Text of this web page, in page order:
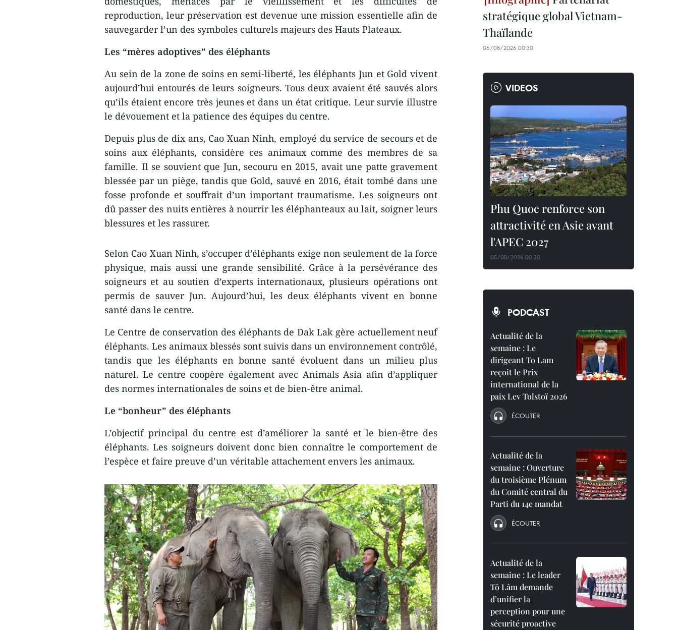
reproduction, leur préservation est devenue une mission essentielle afin de
sauvegarder l’un des symboles culturels majeurs des Hauts Plateaux.
Les “mères adoptives” des éléphants
Au sein de la zone de soins en semi-liberté, les éléphants Jun et Gold vivent
aujourd’hui entourés de leurs soigneurs. Tous deux avaient été sauvés alors
qu’ils étaient encore très jeunes et dans un état critique. Leur survie illustre
le dévouement et la patience des équipes du centre.
Depuis plus de dix ans, Cao Xuan Ninh, employé du service de secours et de
soins aux éléphants, considère ces animaux comme des membres de sa
famille. Il se souvient que Jun, secouru en 2015, avait une patte gravement
blessée par un piège, tandis que Gold, sauvé en 2016, était tombé dans une
fosse profonde et souffrait d’un important traumatisme. Les soigneurs ont
dû passer des nuits entières à nourrir les éléphanteaux au lait, soigner leurs
blessures et les rassurer.
Selon Cao Xuan Ninh, s’occuper d’éléphants exige non seulement de la force
physique, mais aussi une grande sensibilité. Grâce à la persévérance des
soigneurs et au soutien d’experts internationaux, plusieurs opérations ont
permis de sauver Jun. Aujourd’hui, les deux éléphants vivent en bonne
santé dans le centre.
Le Centre de conservation des éléphants de Dak Lak gère actuellement neuf
éléphants. Les animaux blessés sont suivis dans un environnement contrôlé,
tandis que les éléphants en bonne santé évoluent dans un milieu plus
naturel. Le centre coopère également avec Animals Asia afin d’appliquer
des normes internationales de soins et de bien-être animal.
Le “bonheur” des éléphants
L’objectif principal du centre est d’améliorer la santé et le bien-être des
éléphants. Les soigneurs doivent donc bien connaître le comportement de
l’espèce et faire preuve d’un véritable attachement envers les animaux.
stratégique global Vietnam-
Thaïlande
06/08/2026 00:30
VIDEOS
Phu Quoc renforce son
attractivité en Asie avant
l'APEC 2027
05/08/2026 00:30
PODCAST
Actualité de la
semaine : Le
dirigeant To Lam
reçoit le Prix
international de la
paix Lev Tolstoï 2026
ÉCOUTER
Actualité de la
semaine : Ouverture
du troisième Plénum
du Comité central du
Parti du 14e mandat
ÉCOUTER
Actualité de la
semaine : Le leader
Tô Lâm demande
d’unifier la
perception pour une
sécurité proactive